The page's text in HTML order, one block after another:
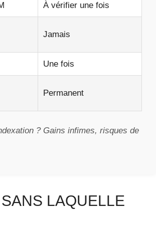
À vérifier une fois
Jamais
Une fois
Permanent
? Gains infimes, risques de
LAQUELLE